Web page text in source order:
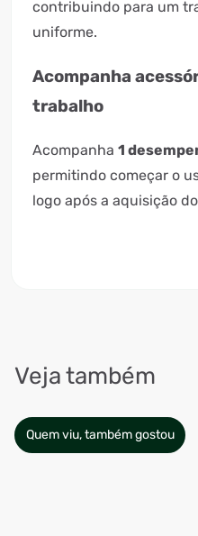
contribuindo para um
uniforme.
Acompanha
trabalho
Acompanha 1
permitindo começar o
logo após a aquisição
Veja também
Quem viu, também gostou